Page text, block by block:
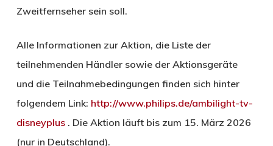
Zweitfernseher sein soll.
Alle Informationen zur Aktion, die Liste der
teilnehmenden Händler sowie der Aktionsgeräte
und die Teilnahmebedingungen finden sich hinter
folgendem Link: http://www.philips.de/ambilight-tv-
disneyplus. Die Aktion läuft bis zum 15. März 2026
(nur in Deutschland).